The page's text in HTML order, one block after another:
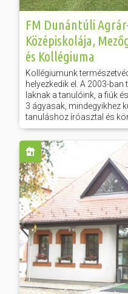
FM Dunántúli
Középiskolája,
és Kollégiuma
Kollégiumunk
helyezkedik el. A 2003-
laknak a tanulóink, a fiúk
3 ágyasak, mindegyikhez
tanuláshoz íróasztal és